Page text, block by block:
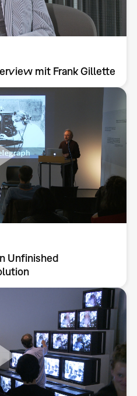
mit Frank Gillette
Unfinished